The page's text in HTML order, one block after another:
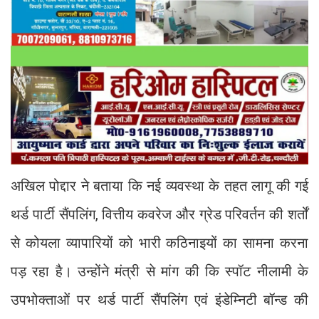
अखिल पोद्दार ने बताया कि नई व्यवस्था के तहत लागू की गई
थर्ड पार्टी सैंपलिंग, वित्तीय कवरेज और ग्रेड परिवर्तन की शर्तों
से कोयला व्यापारियों को भारी कठिनाइयों का सामना करना
पड़ रहा है। उन्होंने मंत्री से मांग की कि स्पॉट नीलामी के
उपभोक्ताओं पर थर्ड पार्टी सैंपलिंग एवं इंडेम्निटी बॉन्ड की